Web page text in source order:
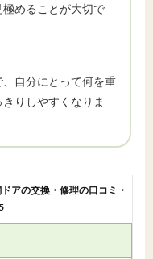
めることが大切で
自分にとって何を重
りしやすくなりま
アの交換・修理の口コミ・